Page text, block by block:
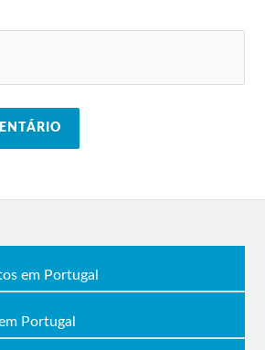
em Portugal
Portugal